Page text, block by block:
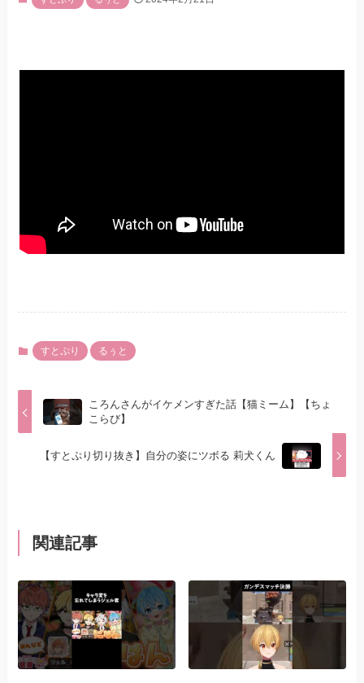
すとぷり るぅと
ころんさんがイケメンすぎた話【猫ミーム】【ちょ
こらび】
【すとぷり切り抜き】自分の姿にツボる 莉犬くん
関連記事